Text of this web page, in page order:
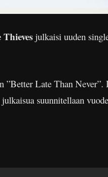
julkaisi uuden
Late Than
suunnitellaan